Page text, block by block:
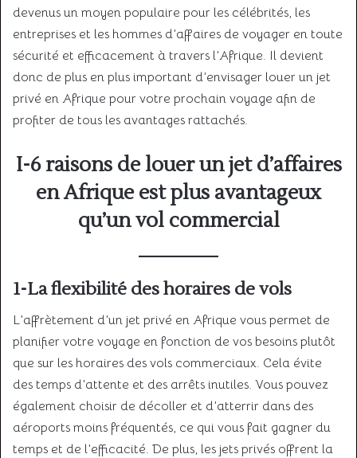
devenus un moyen populaire pour les célébrités, les
entreprises et les hommes d’affaires de voyager en toute
sécurité et efficacement à travers l’Afrique. Il devient
donc de plus en plus important d’envisager louer un jet
privé en Afrique pour votre prochain voyage afin de
profiter de tous les avantages rattachés.
I-6 raisons de louer un jet d’affaires
en Afrique est plus avantageux
qu’un vol commercial
1-La flexibilité des horaires de vols
L’affrètement d’un jet privé en Afrique vous permet de
planifier votre voyage en fonction de vos besoins plutôt
que sur les horaires des vols commerciaux. Cela évite
des temps d’attente et des arrêts inutiles. Vous pouvez
également choisir de décoller et d’atterrir dans des
aéroports moins fréquentés, ce qui vous fait gagner du
temps et de l’efficacité. De plus, les jets privés offrent la